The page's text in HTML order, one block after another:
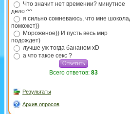
Что значит нет времении? минутное
дело ^^
я сильно сомневаюсь, что мне
поможет))
Мороженое)) И пусть весь мир
подождет)
лучше уж тогда бананом xD
а что такое секс ?
Всего ответов: 83
Результаты
Архив опросов